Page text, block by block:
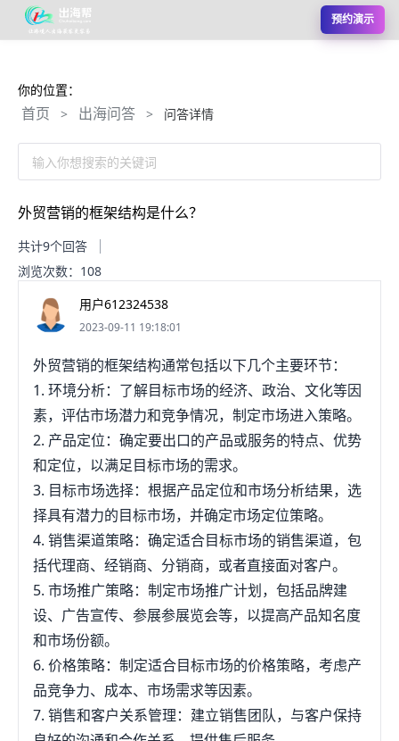
预约演示
你的位置：
首页 > 出海问答 > 问答详情
输入你想搜索的关键词
外贸营销的框架结构是什么？
共计9个回答
浏览次数：108
用户612324538
2023-09-11 19:18:01
外贸营销的框架结构通常包括以下几个主要环节：
1. 环境分析：了解目标市场的经济、政治、文化等因
素，评估市场潜力和竞争情况，制定市场进入策略。
2. 产品定位：确定要出口的产品或服务的特点、优势
和定位，以满足目标市场的需求。
3. 目标市场选择：根据产品定位和市场分析结果，选
择具有潜力的目标市场，并确定市场定位策略。
4. 销售渠道策略：确定适合目标市场的销售渠道，包
括代理商、经销商、分销商，或者直接面对客户。
5. 市场推广策略：制定市场推广计划，包括品牌建
设、广告宣传、参展参展览会等，以提高产品知名度
和市场份额。
6. 价格策略：制定适合目标市场的价格策略，考虑产
品竞争力、成本、市场需求等因素。
7. 销售和客户关系管理：建立销售团队，与客户保持